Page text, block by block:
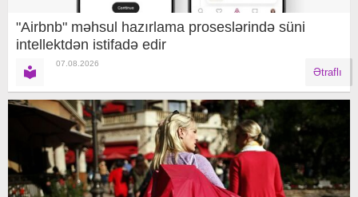
"Airbnb" məhsul hazırlama proseslərində süni
intellektdən istifadə edir
07.08.2026
Ətraflı